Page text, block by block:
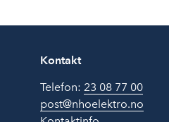
Kontakt
Telefon: 23 08 77 00
post@nhoelektro.no